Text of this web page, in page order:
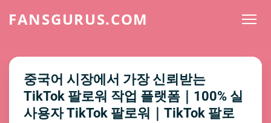
FANSGURUS.COM
중국어 시장에서 가장 신뢰받는
TikTok 팔로워 작업 플랫폼｜100% 실
사용자 TikTok 팔로워｜TikTok 팔로